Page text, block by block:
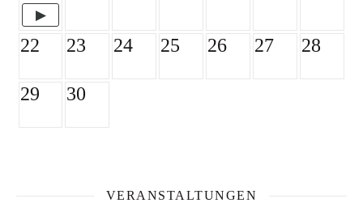
22 23 24 25 26 27 28
29 30
VERANSTALTUNGEN